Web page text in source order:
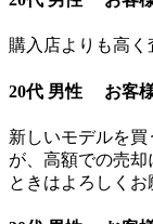
購入店よりも高く
20代 男性 お客様
新しいモデルを
が、高額での売
ときはよろしくお